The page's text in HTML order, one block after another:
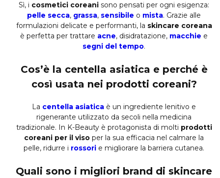
Sì, i cosmetici coreani sono pensati per ogni esigenza:
pelle secca, grassa, sensibile o mista. Grazie alle
formulazioni delicate e performanti, la skincare coreana
è perfetta per trattare acne, disidratazione, macchie e
segni del tempo.
Cos’è la centella asiatica e perché è
così usata nei prodotti coreani?
La centella asiatica è un ingrediente lenitivo e
rigenerante utilizzato da secoli nella medicina
tradizionale. In K-Beauty è protagonista di molti prodotti
coreani per il viso per la sua efficacia nel calmare la
pelle, ridurre i rossori e migliorare la barriera cutanea.
Quali sono i migliori brand di skincare